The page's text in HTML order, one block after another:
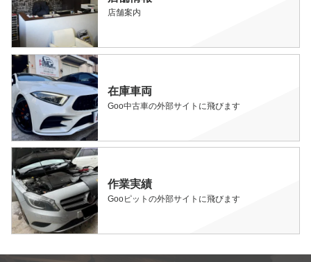
店舗案内
在庫車両
Goo中古車の外部サイトに飛びます
作業実績
Gooピットの外部サイトに飛びます